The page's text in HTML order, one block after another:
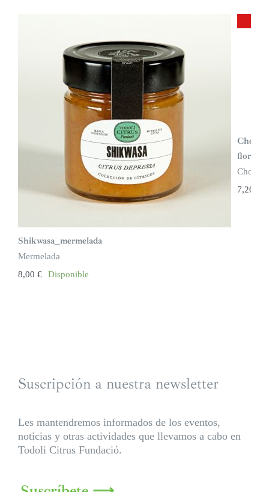
Shikwasa_mermelada
Mermelada
8,00 € Disponible
flor de
7,20
Suscripción a nuestra newsletter
Les mantendremos informados de los eventos,
noticias y otras actividades que llevamos a cabo en
Todoli Citrus Fundació.